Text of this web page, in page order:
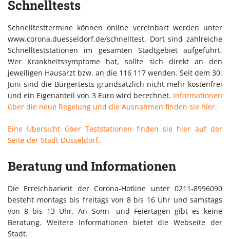
Schnelltests
Schnelltesttermine können online vereinbart werden unter
www.corona.duesseldorf.de/schnelltest. Dort sind zahlreiche
Schnellteststationen im gesamten Stadtgebiet aufgeführt.
Wer Krankheitssymptome hat, sollte sich direkt an den
jeweiligen Hausarzt bzw. an die 116 117 wenden. Seit dem 30.
Juni sind die Bürgertests grundsätzlich nicht mehr kostenfrei
und ein Eigenanteil von 3 Euro wird berechnet. Informationen
über die neue Regelung und die Ausnahmen finden sie hier.
Eine Übersicht über Teststationen finden sie hier auf der
Seite der Stadt Düsseldorf.
Beratung und Informationen
Die Erreichbarkeit der Corona-Hotline unter 0211-8996090
besteht montags bis freitags von 8 bis 16 Uhr und samstags
von 8 bis 13 Uhr. An Sonn- und Feiertagen gibt es keine
Beratung. Weitere Informationen bietet die Webseite der
Stadt.